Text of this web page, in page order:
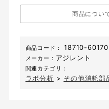
商品につい
商品コード： 18710-60170
メーカー： アジレント
関連カテゴリ：
ラボ分析 > その他消耗部